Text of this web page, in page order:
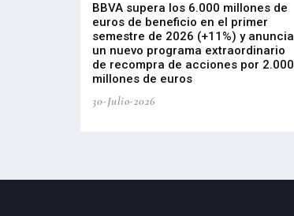
BBVA supera los 6.000 millones de
euros de beneficio en el primer
semestre de 2026 (+11%) y anuncia
un nuevo programa extraordinario
de recompra de acciones por 2.000
millones de euros
30-Julio-2026